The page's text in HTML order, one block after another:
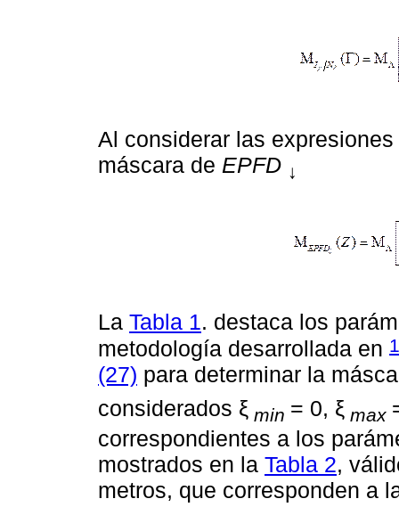
Al considerar las expresiones
máscara de EPFD ↓
La Tabla 1. destaca los
metodología desarrollada en
(27) para determinar la
considerados ξ min = 0, ξ max
correspondientes a los
mostrados en la Tabla 2,
metros, que corresponden a